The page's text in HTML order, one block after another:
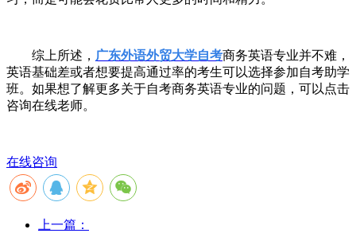
综上所述， 广东外语外贸大学自考商务英语专业并不难，
英语基础差或者想要提高通过率的考生可以选择参加自考助学
班。如果想了解更多关于自考商务英语专业的问题，可以点击
咨询在线老师。
在线咨询
上一篇：